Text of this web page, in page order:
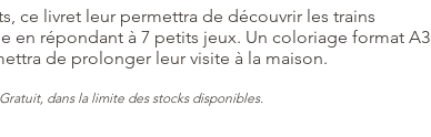
ce livret leur permettra de découvrir les trains
en répondant à 7 petits jeux. Un coloriage format A3
de prolonger leur visite à la maison.
dans la limite des stocks disponibles.